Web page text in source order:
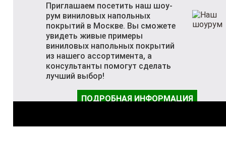
Приглашаем посетить наш шоу-
рум виниловых напольных
покрытий в Москве. Вы сможете
увидеть живые примеры
виниловых напольных покрытий
из нашего ассортимента, а
консультанты помогут сделать
лучший выбор!
ПОДРОБНАЯ ИНФОРМАЦИЯ